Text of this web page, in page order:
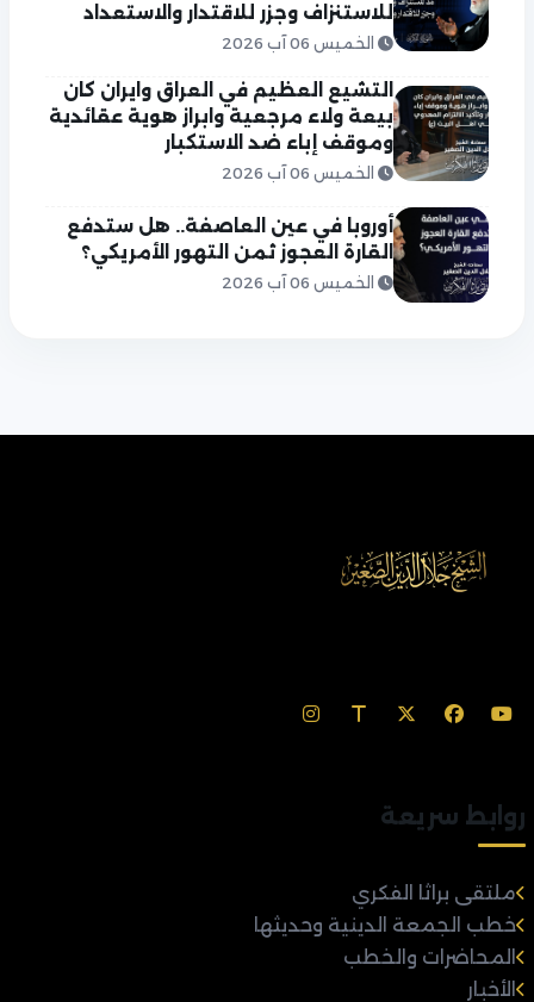
للاستنزاف وجزر للاقتدار والاستعداد
الخميس 06 آب 2026
التشيع العظيم في العراق وايران كان
بيعة ولاء مرجعية وابراز هوية عقائدية
وموقف إباء ضد الاستكبار
الخميس 06 آب 2026
أوروبا في عين العاصفة.. هل ستدفع
القارة العجوز ثمن التهور الأمريكي؟
الخميس 06 آب 2026
روابط سريعة
ملتقى براثا الفكري
خطب الجمعة الدينية وحديثها
المحاضرات والخطب
الأخبار